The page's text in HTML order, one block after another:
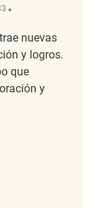
nuevas
y logros.
que
y